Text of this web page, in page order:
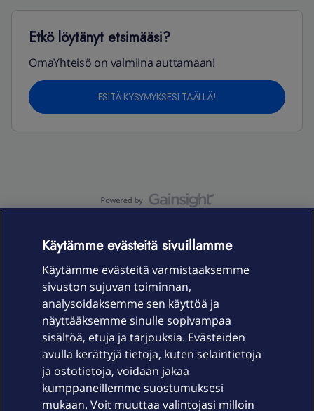
Etkö löytänyt etsimääsi?
OmaYhteisö on valmiina auttamaan!
ESITÄ KYSYMYKSESI TÄÄLLÄ!
Laitteet & liittymät
Palvelut
Käytämme evästeitä sivuillamme
Käytämme evästeitä varmistaaksemme
sivuston sujuvan toiminnan,
analysoidaksemme sen käyttöä ja
näyttääksemme sinulle sopivampaa
sisältöä, etuja ja tarjouksia. Evästeiden
avulla kerättyjä tietoja, kuten selaintietoja
ja ostotietoja, voidaan jakaa
kumppaneillemme suostumuksesi
mukaan. Voit muuttaa valintojasi milloin